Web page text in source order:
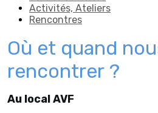
Activités, Ateliers
Rencontres
Où et quand
rencontrer ?
Au local AVF